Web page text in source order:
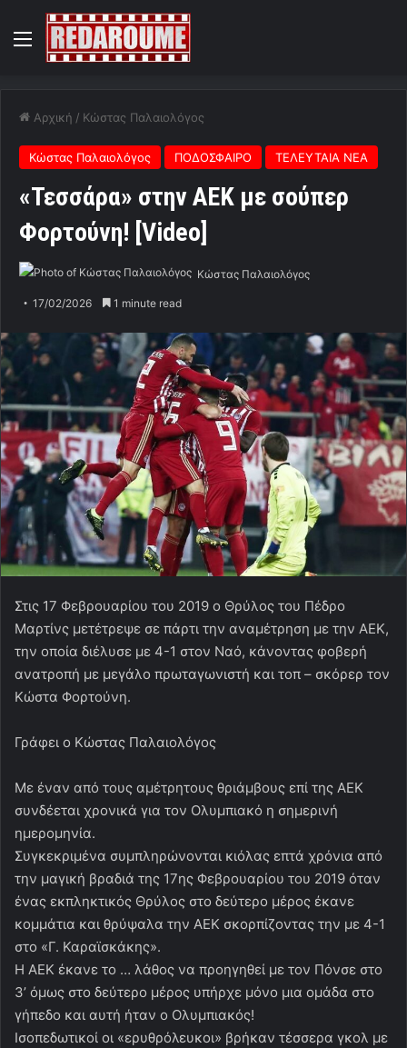
Menu
Αρχική / Κώστας Παλαιολόγος
Κώστας Παλαιολόγος ΠΟΔΟΣΦΑΙΡΟ ΤΕΛΕΥΤΑΙΑ ΝΕΑ
«Τεσσάρα» στην ΑΕΚ με σούπερ
Φορτούνη! [Video]
Κώστας Παλαιολόγος
17/02/2026 1 minute read
Στις 17 Φεβρουαρίου του 2019 ο Θρύλος του Πέδρο
Μαρτίνς μετέτρεψε σε πάρτι την αναμέτρηση με την ΑΕΚ,
την οποία διέλυσε με 4-1 στον Ναό, κάνοντας φοβερή
ανατροπή με μεγάλο πρωταγωνιστή και τοπ – σκόρερ τον
Κώστα Φορτούνη.
Γράφει ο Κώστας Παλαιολόγος
Με έναν από τους αμέτρητους θριάμβους επί της ΑΕΚ
συνδέεται χρονικά για τον Ολυμπιακό η σημερινή
ημερομηνία.
Συγκεκριμένα συμπληρώνονται κιόλας επτά χρόνια από
την μαγική βραδιά της 17ης Φεβρουαρίου του 2019 όταν
ένας εκπληκτικός Θρύλος στο δεύτερο μέρος έκανε
κομμάτια και θρύψαλα την ΑΕΚ σκορπίζοντας την με 4-1
στο «Γ. Καραϊσκάκης».
Η ΑΕΚ έκανε το … λάθος να προηγηθεί με τον Πόνσε στο
3’ όμως στο δεύτερο μέρος υπήρχε μόνο μια ομάδα στο
γήπεδο και αυτή ήταν ο Ολυμπιακός!
Ισοπεδωτικοί οι «ερυθρόλευκοι» βρήκαν τέσσερα γκολ με